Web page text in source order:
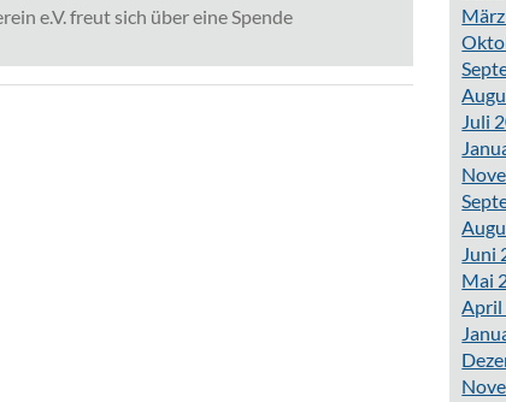
e.V. freut sich über eine Spende
Juli
Juni
Mai
April